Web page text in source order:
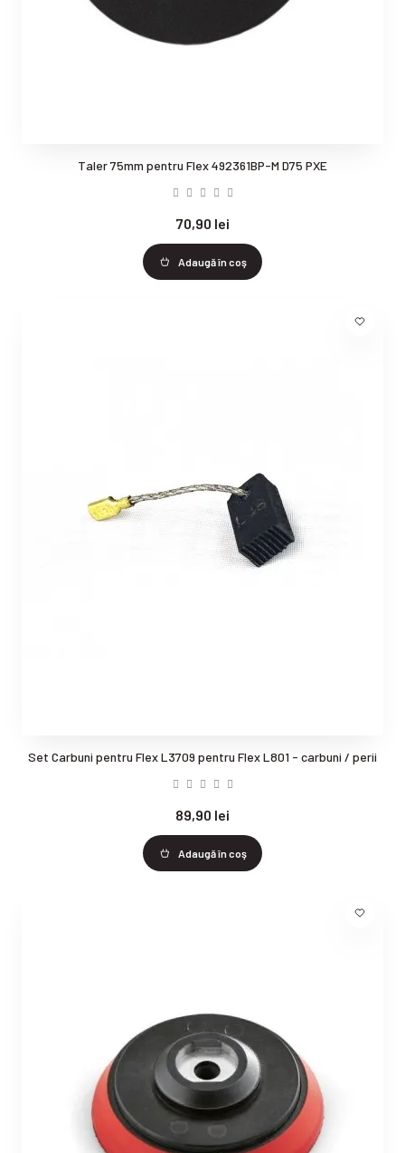
Taler 75mm pentru Flex 492361BP-M D75 PXE
70,90 lei
Adaugă în coş
Set Carbuni pentru Flex L3709 pentru Flex L801 - carbuni / perii
89,90 lei
Adaugă în coş